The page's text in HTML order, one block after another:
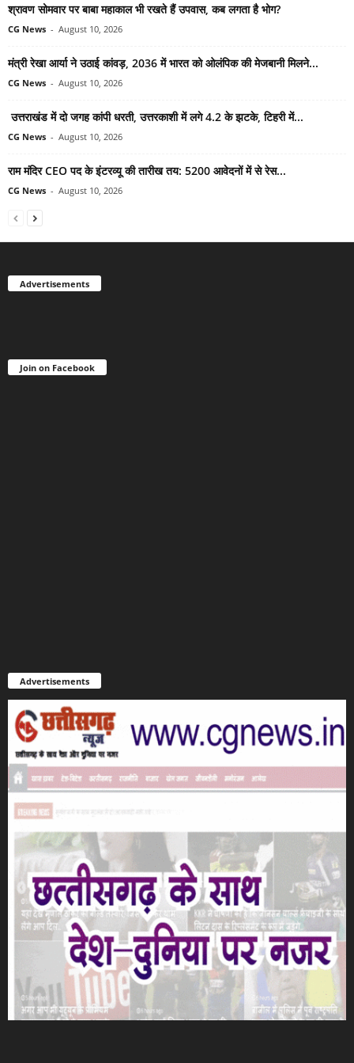
श्रावण सोमवार पर बाबा महाकाल भी रखते हैं उपवास, कब लगता है भोग?
CG News - August 10, 2026
मंत्री रेखा आर्या ने उठाई कांवड़, 2036 में भारत को ओलंपिक की मेजबानी मिलने...
CG News - August 10, 2026
उत्तराखंड में दो जगह कांपी धरती, उत्तरकाशी में लगे 4.2 के झटके, टिहरी में...
CG News - August 10, 2026
राम मंदिर CEO पद के इंटरव्यू की तारीख तय: 5200 आवेदनों में से रेस...
CG News - August 10, 2026
Advertisements
Join on Facebook
Advertisements